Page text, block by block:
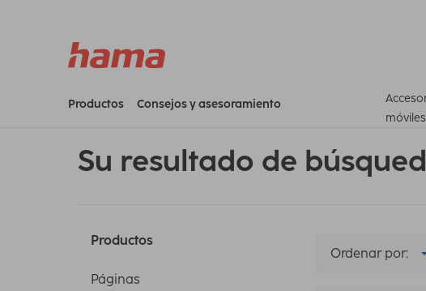
Productos Consejos y asesoramiento
móviles
Su resultado de
Productos
Páginas
Ordenar por: